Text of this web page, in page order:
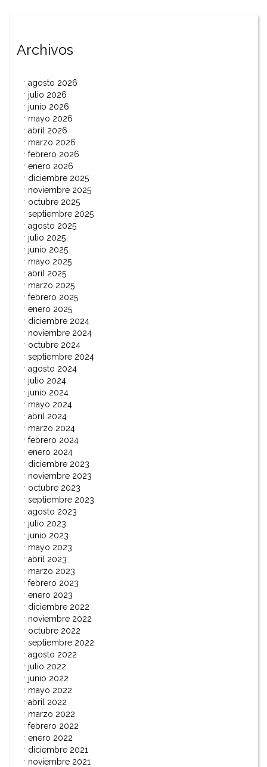
Archivos
agosto 2026
julio 2026
junio 2026
mayo 2026
abril 2026
marzo 2026
febrero 2026
enero 2026
diciembre 2025
noviembre 2025
octubre 2025
septiembre 2025
agosto 2025
julio 2025
junio 2025
mayo 2025
abril 2025
marzo 2025
febrero 2025
enero 2025
diciembre 2024
noviembre 2024
octubre 2024
septiembre 2024
agosto 2024
julio 2024
junio 2024
mayo 2024
abril 2024
marzo 2024
febrero 2024
enero 2024
diciembre 2023
noviembre 2023
octubre 2023
septiembre 2023
agosto 2023
julio 2023
junio 2023
mayo 2023
abril 2023
marzo 2023
febrero 2023
enero 2023
diciembre 2022
noviembre 2022
octubre 2022
septiembre 2022
agosto 2022
julio 2022
junio 2022
mayo 2022
abril 2022
marzo 2022
febrero 2022
enero 2022
diciembre 2021
noviembre 2021